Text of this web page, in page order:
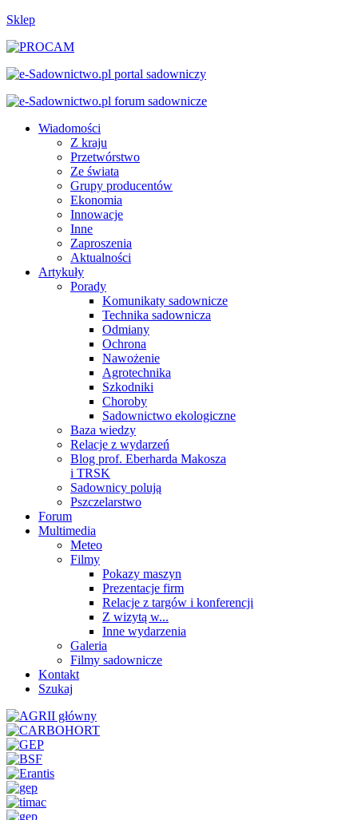
Sklep
Wiadomości
Z kraju
Przetwórstwo
Ze świata
Grupy producentów
Ekonomia
Innowacje
Inne
Zaproszenia
Aktualności
Artykuły
Porady
Komunikaty sadownicze
Technika sadownicza
Odmiany
Ochrona
Nawożenie
Agrotechnika
Szkodniki
Choroby
Sadownictwo ekologiczne
Baza wiedzy
Relacje z wydarzeń
Blog prof. Eberharda Makosza
i TRSK
Sadownicy polują
Pszczelarstwo
Forum
Multimedia
Meteo
Filmy
Pokazy maszyn
Prezentacje firm
Relacje z targów i konferencji
Z wizytą w...
Inne wydarzenia
Galeria
Filmy sadownicze
Kontakt
Szukaj